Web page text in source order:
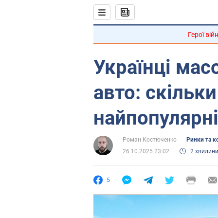
Герої
Українці
авто:
Роман Костюченко
Ринки та
26.10.2025 23:02
2 хвилини
5